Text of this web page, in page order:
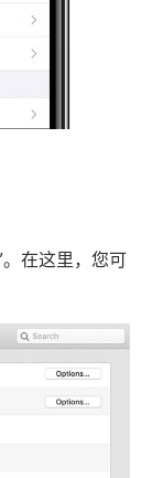
在这里，您可